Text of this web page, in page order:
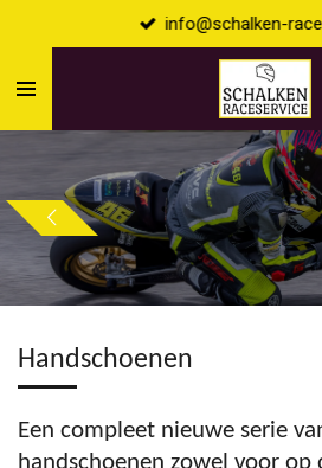
naar
info@schalken-
Handschoenen
Een compleet nieuwe serie
handschoenen zowel voor op